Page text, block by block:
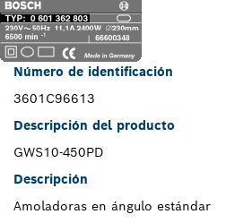
Número de identificación
3601C96613
Descripción del producto
GWS10-450PD
Descripción
Amoladoras en ángulo estándar